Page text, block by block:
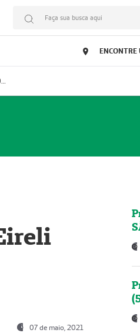
Faça sua busca aqui
Prestador Mosaicum Espaço Clínico Eireli (51004355-5)
07 de maio, 2021